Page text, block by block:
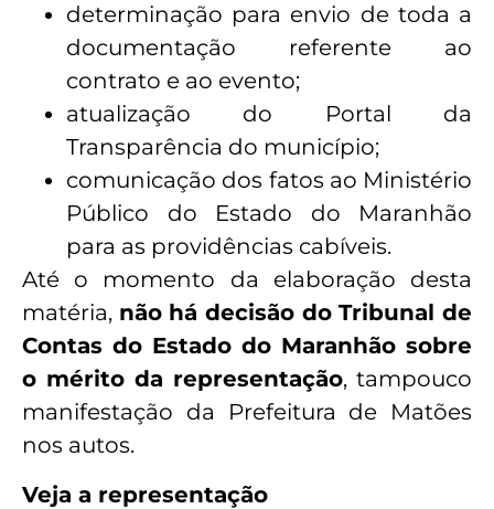
determinação para envio de toda a
documentação referente ao
contrato e ao evento;
atualização do Portal da
Transparência do município;
comunicação dos fatos ao Ministério
Público do Estado do Maranhão
para as providências cabíveis.
Até o momento da elaboração desta
matéria, não há decisão do Tribunal de
Contas do Estado do Maranhão sobre
o mérito da representação, tampouco
manifestação da Prefeitura de Matões
nos autos.
Veja a representação